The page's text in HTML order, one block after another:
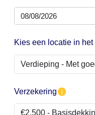
Kies een locatie in het
Verzekering